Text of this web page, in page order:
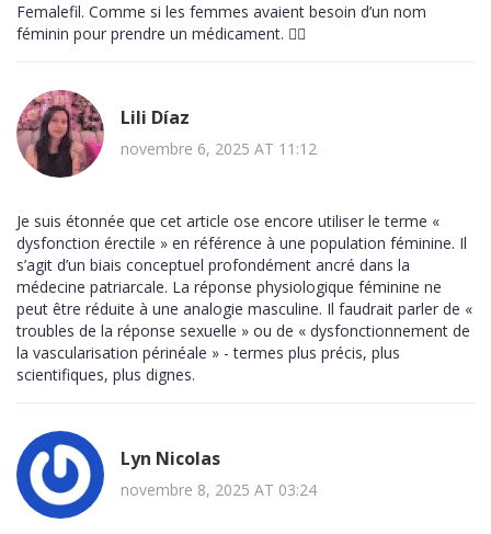
Femalefil. Comme si les femmes avaient besoin d’un nom
féminin pour prendre un médicament. 🤷‍♀️
Lili Díaz
novembre 6, 2025 AT 11:12
Je suis étonnée que cet article ose encore utiliser le terme «
dysfonction érectile » en référence à une population féminine. Il
s’agit d’un biais conceptuel profondément ancré dans la
médecine patriarcale. La réponse physiologique féminine ne
peut être réduite à une analogie masculine. Il faudrait parler de «
troubles de la réponse sexuelle » ou de « dysfonctionnement de
la vascularisation périnéale » - termes plus précis, plus
scientifiques, plus dignes.
Lyn Nicolas
novembre 8, 2025 AT 03:24